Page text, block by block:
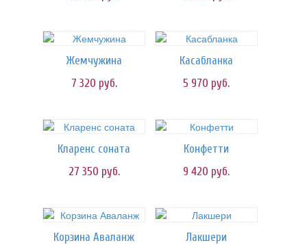
Жемчужина
7 320 руб.
Касабланка
5 970 руб.
Кларенс соната
27 350 руб.
Конфетти
9 420 руб.
Корзина Аваланж
Лакшери